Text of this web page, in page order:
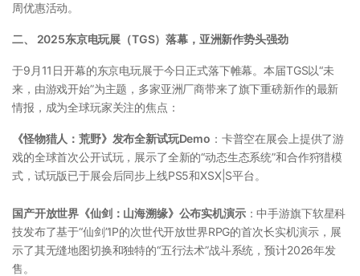
周优惠活动。
二、 2025东京电玩展（TGS）落幕，亚洲新作势头强劲
于9月11日开幕的东京电玩展于今日正式落下帷幕。本届TGS以“未
来，由游戏开始”为主题，多家亚洲厂商带来了旗下重磅新作的最新
情报，成为全球玩家关注的焦点：
《怪物猎人：荒野》发布全新试玩Demo ：卡普空在展会上提供了游
戏的全球首次公开试玩，展示了全新的“动态生态系统”和合作狩猎模
式，试玩版已于展会后同步上线PS5和XSX|S平台。
国产开放世界《仙剑：山海溯缘》公布实机演示：中手游旗下软星科
技发布了基于“仙剑”IP的次世代开放世界RPG的首次长实机演示，展
示了其无缝地图切换和独特的“五行法术”战斗系统，预计2026年发
售。